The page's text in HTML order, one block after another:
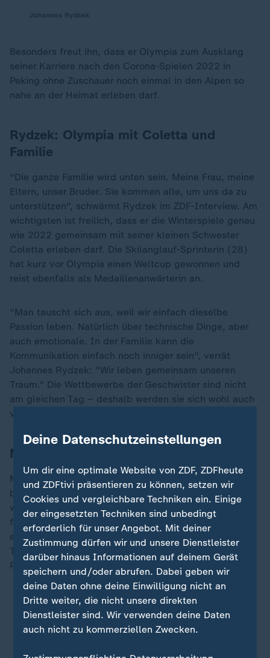
Besonders freut ihn, dass er Olympia zum Ausklang
seiner Karriere nach den Corona-Spielen 2022 in
Peking ohne Zuschauer noch einmal in den Alpen so
nahe an der Heimat erleben darf.
Rydzek: Olympia mit Coletta und
Familie
"Die ganze Familie wird unten sein. Meine Frau, meine
Eltern, unser Bruder. Sie kommen alle, um uns da zu
unterstützen", schwärmt Rydzek im ZDF-Interview. Am
wichtigsten ist freilich, dass er die Winterspiele genau
wie 2022 gemeinsam mit seiner kleinen Schwester
Coletta erleben darf. Die Skilanglauf-Sprinterin (28)
hat kurz vor Olympia einen Weltcup gewonnen und
reist ebenfalls als Medaillenanwärterin an.
"Man tauscht sich aus, weil wir einfach dieselbe
Passion leben. Natürlich über technische Dinge, aber
auch emotionale. In der Familie kann die
Kommunikation einfach noch inniger sein", verrät
Johannes Rydzek: "Wir leben gemeinsam unseren
Traum." Die Wettbewerbe der Geschwister sind nicht
am gleichen Tag – deshalb werden sie sich wohl auch
vor Ort gegenseitig unterstützen können.
Nordische Kombination vor dem Aus
Mit Blick auf sein Alter ist sich Johannes Rydzek
bewusst, dass es seine finalen Winterspiele sein
werden. Es könnten aber auch die letzten überhaupt
für die Nordische Kombination sein, denn der seit den
ersten Winterspielen 1924 bei Olympia vertretenen
Traditionssport droht der Rauswurf aus dem
Programm.
Zeitplan und deutsches Aufgebot für das
Seefeld-Triple
Deine Datenschutzeinstellungen
Um dir eine optimale Website von ZDF, ZDFheute
und ZDFtivi präsentieren zu können, setzen wir
Cookies und vergleichbare Techniken ein. Einige
der eingesetzten Techniken sind unbedingt
erforderlich für unser Angebot. Mit deiner
Zustimmung dürfen wir und unsere Dienstleister
darüber hinaus Informationen auf deinem Gerät
speichern und/oder abrufen. Dabei geben wir
deine Daten ohne deine Einwilligung nicht an
Dritte weiter, die nicht unsere direkten
Dienstleister sind. Wir verwenden deine Daten
auch nicht zu kommerziellen Zwecken.